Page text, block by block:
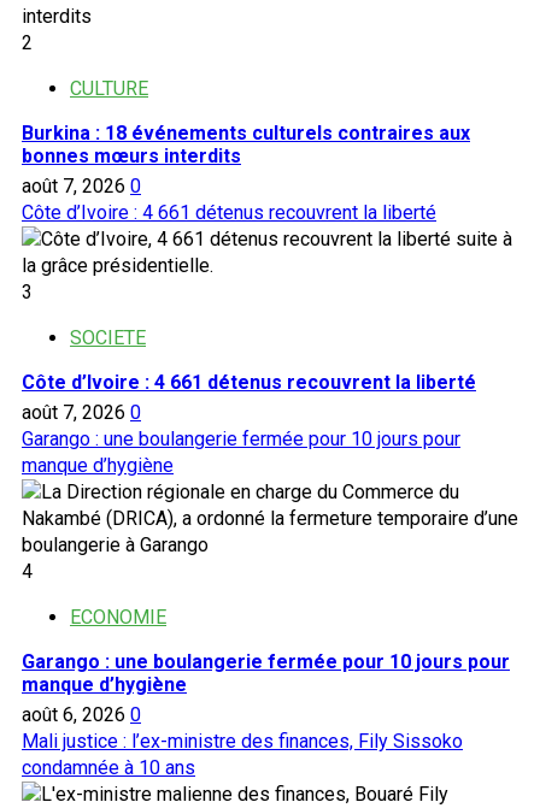
2
CULTURE
Burkina : 18 événements culturels contraires aux
bonnes mœurs interdits
août 7, 2026 0
Côte d’Ivoire : 4 661 détenus recouvrent la liberté
3
SOCIETE
Côte d’Ivoire : 4 661 détenus recouvrent la liberté
août 7, 2026 0
Garango : une boulangerie fermée pour 10 jours pour
manque d’hygiène
4
ECONOMIE
Garango : une boulangerie fermée pour 10 jours pour
manque d’hygiène
août 6, 2026 0
Mali justice : l’ex-ministre des finances, Fily Sissoko
condamnée à 10 ans